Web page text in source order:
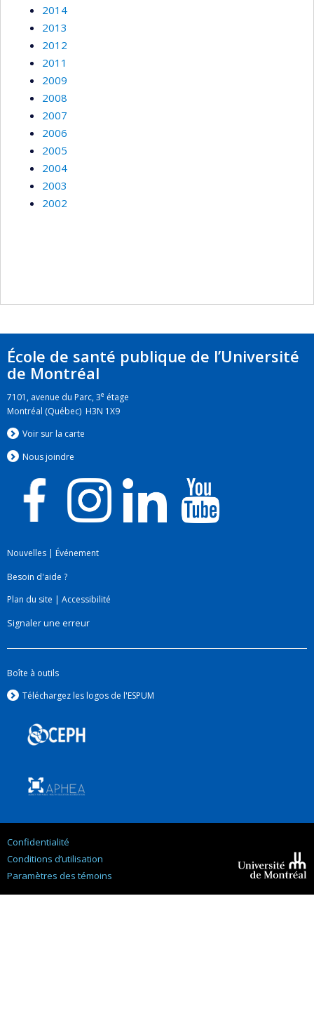
2014
2013
2012
2011
2009
2008
2007
2006
2005
2004
2003
2002
École de santé publique de l’Université
de Montréal
7101, avenue du Parc, 3e étage
Montréal (Québec) H3N 1X9
Voir sur la carte
Nous joindre
Nouvelles | Événement
Besoin d'aide ?
Plan du site | Accessibilité
Signaler une erreur
Boîte à outils
Téléchargez les logos de l'ESPUM
Confidentialité
Conditions d’utilisation
Paramètres des témoins
Montréal